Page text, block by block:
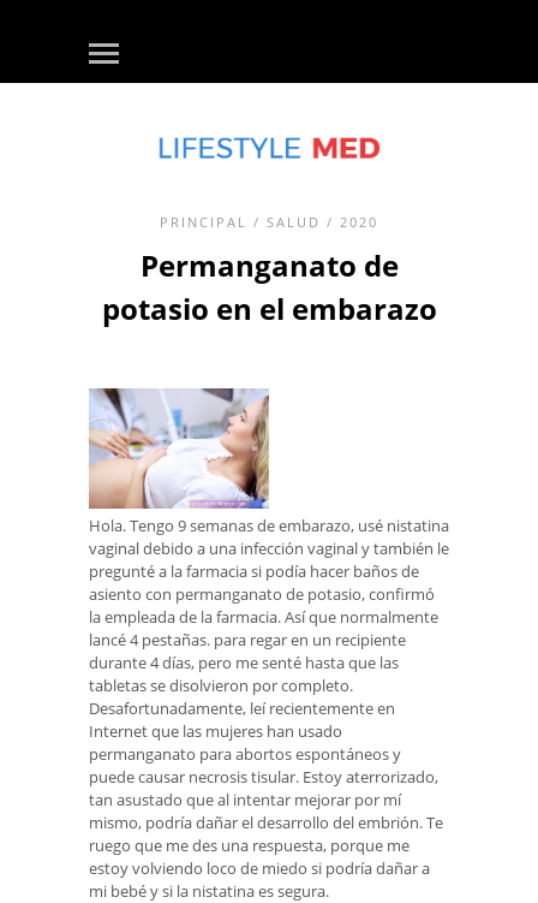
PRINCIPAL / SALUD / 2020
Permanganato de
potasio en el embarazo
Hola. Tengo 9 semanas de embarazo, usé nistatina
vaginal debido a una infección vaginal y también le
pregunté a la farmacia si podía hacer baños de
asiento con permanganato de potasio, confirmó
la empleada de la farmacia. Así que normalmente
lancé 4 pestañas. para regar en un recipiente
durante 4 días, pero me senté hasta que las
tabletas se disolvieron por completo.
Desafortunadamente, leí recientemente en
Internet que las mujeres han usado
permanganato para abortos espontáneos y
puede causar necrosis tisular. Estoy aterrorizado,
tan asustado que al intentar mejorar por mí
mismo, podría dañar el desarrollo del embrión. Te
ruego que me des una respuesta, porque me
estoy volviendo loco de miedo si podría dañar a
mi bebé y si la nistatina es segura.